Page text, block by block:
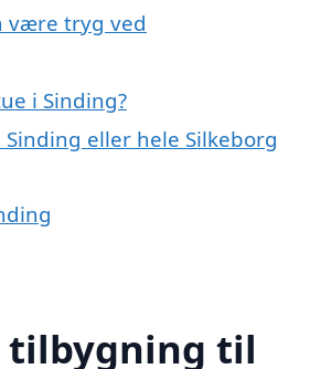
være tryg ved
i Sinding?
eller hele Silkeborg
tilbygning til